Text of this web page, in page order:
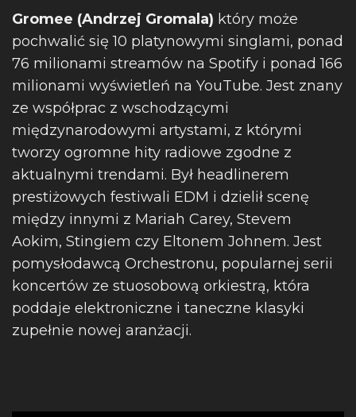
Gromee (Andrzej Gromala) który może
pochwalić się 10 platynowymi singlami, ponad
76 milionami streamów na Spotify i ponad 166
milionami wyświetleń na YouTube. Jest znany
ze współprac z wschodzącymi
międzynarodowymi artystami, z którymi
tworzy ogromne hity radiowe zgodne z
aktualnymi trendami. Był headlinerem
prestiżowych festiwali EDM i dzielił scenę
między innymi z Mariah Carey, Stevem
Aokim, Stingiem czy Eltonem Johnem. Jest
pomysłodawcą Orchestronu, popularnej serii
koncertów ze stuosobową orkiestrą, która
poddaje elektroniczne i taneczne klasyki
zupełnie nowej aranżacji.